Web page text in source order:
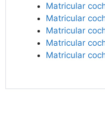
Matricular
Matricular
Matricular
Matricular
Matricular